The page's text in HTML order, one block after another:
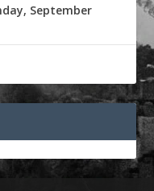
September